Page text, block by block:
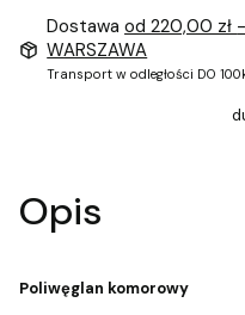
Dostawaod 220,00 zł
WARSZAWA
Transport w odległości DO
Opis
Poliwęglan komorowy